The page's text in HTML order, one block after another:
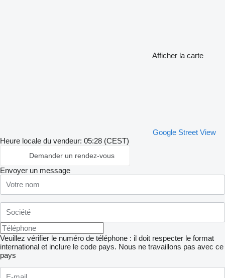
Afficher la carte
Google Street View
Heure locale du vendeur: 05:28 (CEST)
Demander un rendez-vous
Envoyer un message
Veuillez vérifier le numéro de téléphone : il doit respecter le format
international et inclure le code pays. Nous ne travaillons pas avec ce
pays